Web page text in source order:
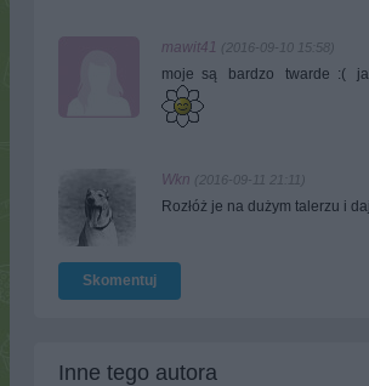
mawit41 (2016-09-10 15:58)
moje są bardzo twarde :(
Wkn (2016-09-11 21:11)
Rozłóż je na dużym talerzu i
Skomentuj
Inne tego autora